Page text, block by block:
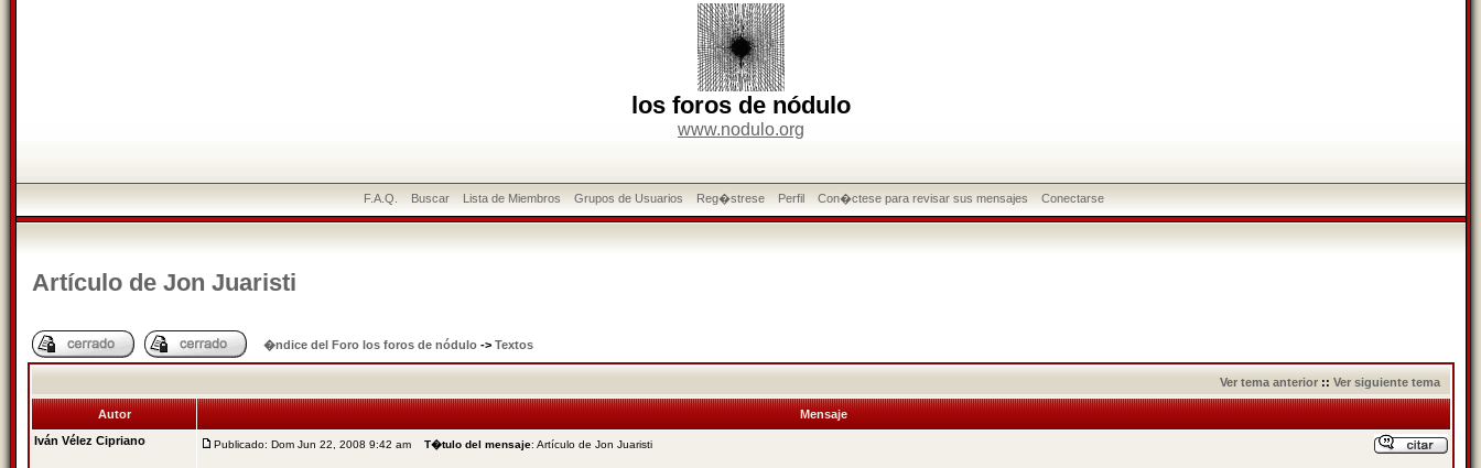
los foros de nódulo
www.nodulo.org
F.A.Q. Buscar Lista de Miembros Grupos de Usuarios Reg�strese Perfil Con�ctese para revisar sus mensajes Conectarse
Artículo de Jon Juaristi
�ndice del Foro los foros de nódulo -> Textos
Ver tema anterior :: Ver siguiente tema
Autor
Mensaje
Iván Vélez Cipriano
Publicado: Dom Jun 22, 2008 9:42 am T�tulo del mensaje: Artículo de Jon Juaristi